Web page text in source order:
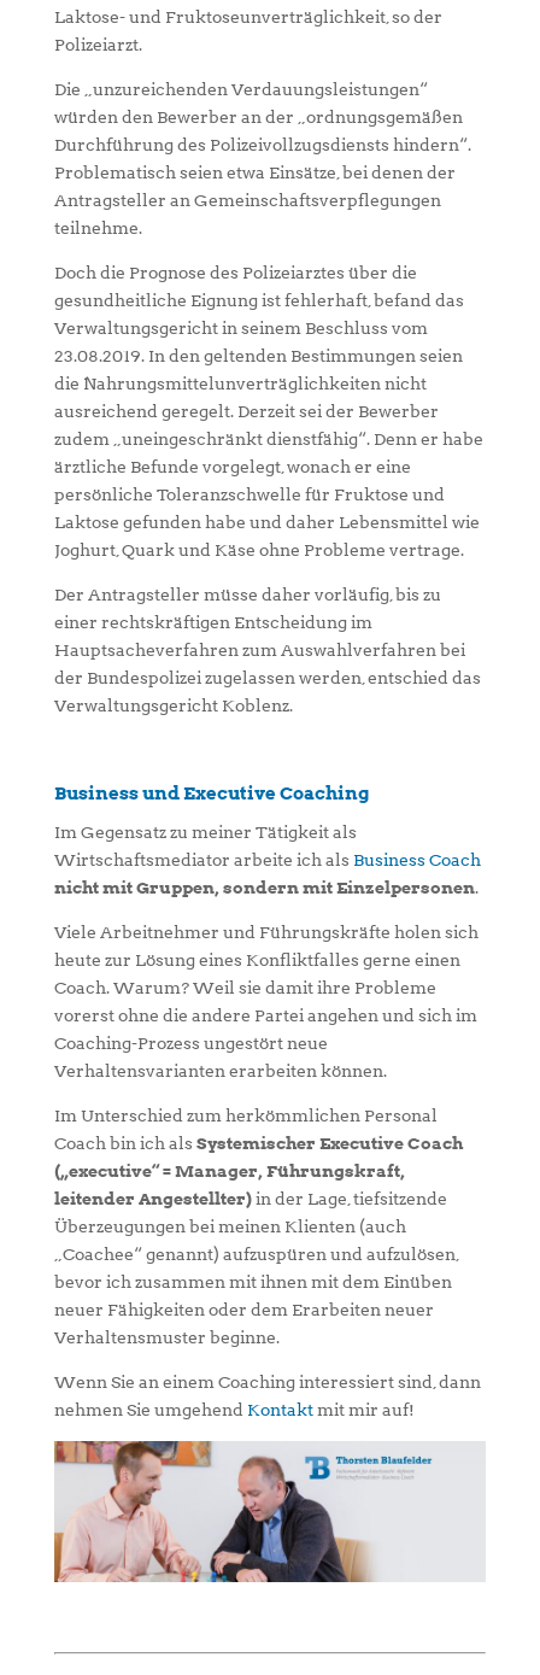
Laktose- und Fruktoseunverträglichkeit, so der
Polizeiarzt.
Die „unzureichenden Verdauungsleistungen“
würden den Bewerber an der „ordnungsgemäßen
Durchführung des Polizeivollzugsdiensts hindern“.
Problematisch seien etwa Einsätze, bei denen der
Antragsteller an Gemeinschaftsverpflegungen
teilnehme.
Doch die Prognose des Polizeiarztes über die
gesundheitliche Eignung ist fehlerhaft, befand das
Verwaltungsgericht in seinem Beschluss vom
23.08.2019. In den geltenden Bestimmungen seien
die Nahrungsmittelunverträglichkeiten nicht
ausreichend geregelt. Derzeit sei der Bewerber
zudem „uneingeschränkt dienstfähig“. Denn er habe
ärztliche Befunde vorgelegt, wonach er eine
persönliche Toleranzschwelle für Fruktose und
Laktose gefunden habe und daher Lebensmittel wie
Joghurt, Quark und Käse ohne Probleme vertrage.
Der Antragsteller müsse daher vorläufig, bis zu
einer rechtskräftigen Entscheidung im
Hauptsacheverfahren zum Auswahlverfahren bei
der Bundespolizei zugelassen werden, entschied das
Verwaltungsgericht Koblenz.
Business und Executive Coaching
Im Gegensatz zu meiner Tätigkeit als
Wirtschaftsmediator arbeite ich als Business Coach
nicht mit Gruppen, sondern mit Einzelpersonen.
Viele Arbeitnehmer und Führungskräfte holen sich
heute zur Lösung eines Konfliktfalles gerne einen
Coach. Warum? Weil sie damit ihre Probleme
vorerst ohne die andere Partei angehen und sich im
Coaching-Prozess ungestört neue
Verhaltensvarianten erarbeiten können.
Im Unterschied zum herkömmlichen Personal
Coach bin ich alsSystemischer Executive Coach
(„executive“ = Manager, Führungskraft,
leitender Angestellter)in der Lage, tiefsitzende
Überzeugungen bei meinen Klienten (auch
„Coachee“ genannt) aufzuspüren und aufzulösen,
bevor ich zusammen mit ihnen mit dem Einüben
neuer Fähigkeiten oder dem Erarbeiten neuer
Verhaltensmuster beginne.
Wenn Sie an einem Coaching interessiert sind, dann
nehmen Sie umgehend Kontaktmit mir auf!